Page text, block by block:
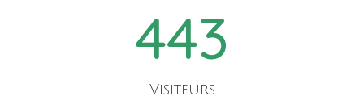
443
Visiteurs